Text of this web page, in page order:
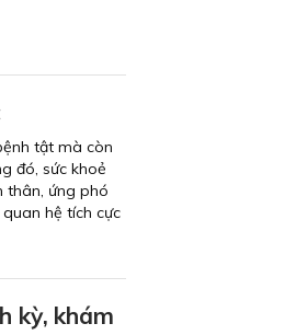
tật mà còn
đó, sức khoẻ
thân, ứng phó
hệ tích cực
kỳ, khám